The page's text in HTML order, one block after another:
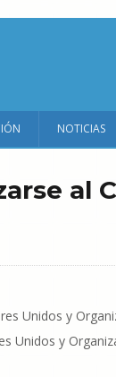
NOTICIAS
al
Unidos y